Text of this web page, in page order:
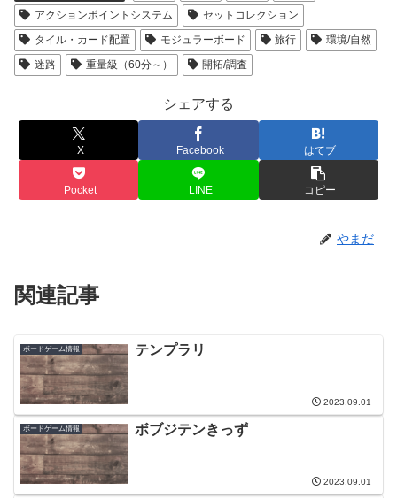
アクションポイントシステム
セットコレクション
タイル・カード配置
モジュラーボード 旅行
環境/自然
迷路
重量級（60分～） 開拓/調査
シェアする
X Facebook はてブ
Pocket LINE コピー
やまだ
関連記事
ボードゲーム情報 テンプラリ
2023.09.01
ボードゲーム情報 ボブジテンきっず
2023.09.01